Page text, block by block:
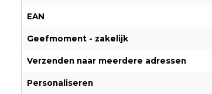
EAN
Geefmoment - zakelijk
Verzenden naar meerdere adressen
Personaliseren